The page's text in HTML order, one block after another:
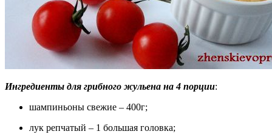
Ингредиенты для грибного жульена на 4 порции:
шампиньоны свежие – 400г;
лук репчатый – 1 большая головка;